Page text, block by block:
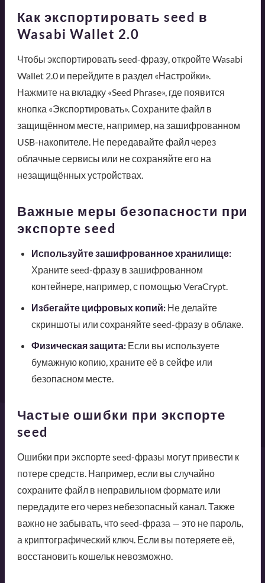
Как экспортировать seed в
Wasabi Wallet 2.0
Чтобы экспортировать seed-фразу, откройте Wasabi
Wallet 2.0 и перейдите в раздел «Настройки».
Нажмите на вкладку «Seed Phrase», где появится
кнопка «Экспортировать». Сохраните файл в
защищённом месте, например, на зашифрованном
USB-накопителе. Не передавайте файл через
облачные сервисы или не сохраняйте его на
незащищённых устройствах.
Важные меры безопасности при
экспорте seed
Используйте зашифрованное хранилище:
Храните seed-фразу в зашифрованном
контейнере, например, с помощью VeraCrypt.
Избегайте цифровых копий:Не делайте
скриншоты или сохраняйте seed-фразу в облаке.
Физическая защита:Если вы используете
бумажную копию, храните её в сейфе или
безопасном месте.
Частые ошибки при экспорте
seed
Ошибки при экспорте seed-фразы могут привести к
потере средств. Например, если вы случайно
сохраните файл в неправильном формате или
передадите его через небезопасный канал. Также
важно не забывать, что seed-фраза — это не пароль,
а криптографический ключ. Если вы потеряете её,
восстановить кошельк невозможно.